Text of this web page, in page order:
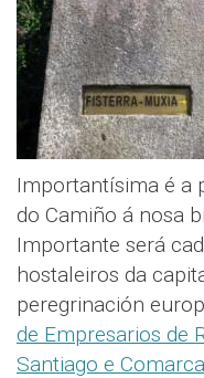
Importantísima é a
do Camiño á nosa
Importante será
hostaleiros da
peregrinación
de Empresarios de
Santiago e Comarca